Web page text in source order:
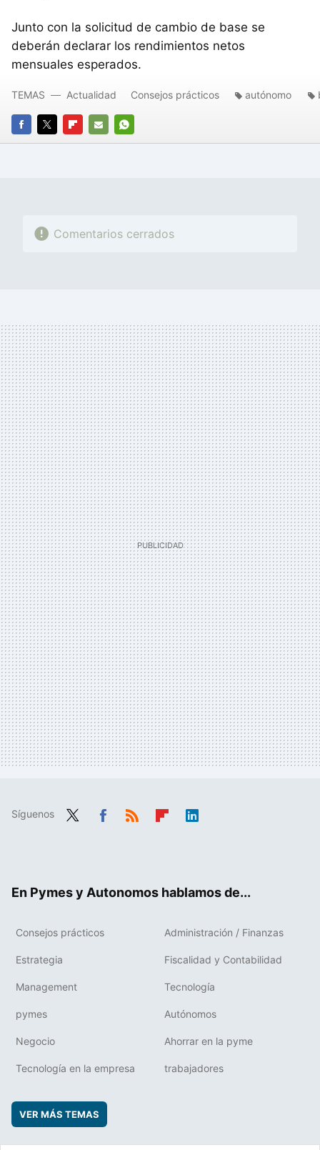
Junto con la solicitud de cambio de base se
deberán declarar los rendimientos netos
mensuales esperados.
FACEBOOK
TWITTERFLIPBOARD
E-
WHATSAPP
TEMAS Actualidad Consejos prácticos autónomo
Comentarios cerrados
Síguenos
En Pymes y Autonomos hablamos de...
Consejos prácticos Administración / Finanzas
Estrategia Fiscalidad y Contabilidad
Management Tecnología
pymes Autónomos
Negocio Ahorrar en la pyme
Tecnología en la empresa trabajadores
VER MÁS TEMAS